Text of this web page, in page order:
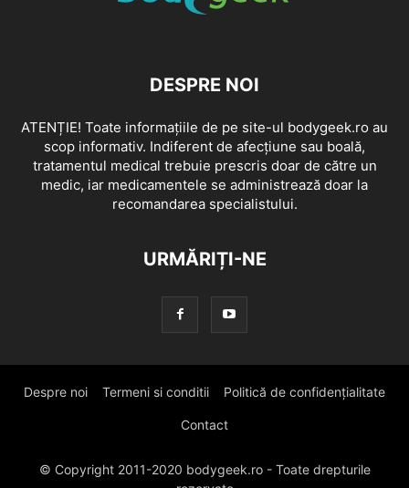
DESPRE NOI
ATENȚIE! Toate informațiile de pe site-ul bodygeek.ro au
scop informativ. Indiferent de afecțiune sau boală,
tratamentul medical trebuie prescris doar de către un
medic, iar medicamentele se administrează doar la
recomandarea specialistului.
URMĂRIȚI-NE
Despre noi Termeni si conditii Politică de confidențialitate
Contact
© Copyright 2011-2020 bodygeek.ro - Toate drepturile